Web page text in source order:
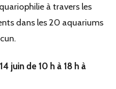
à travers les
dans les 20 aquariums
juin de 10 h à 18 h à